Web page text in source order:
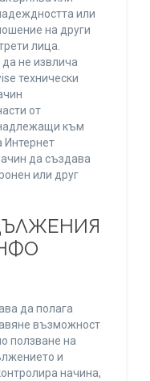
или
на други
лица.
не извлича
технически
от
към
Интернет
да създава
или друг
да полага
възможност
ползване на
и
начина,